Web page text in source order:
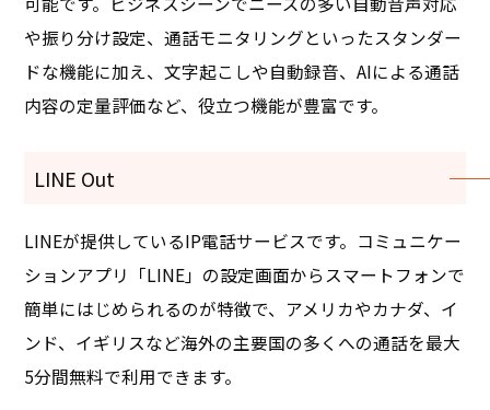
や振り分け設定、通話モニタリングといったスタンダー
ドな機能に加え、文字起こしや自動録音、AIによる通話
内容の定量評価など、役立つ機能が豊富です。
LINE Out
LINEが提供しているIP電話サービスです。コミュニケー
ションアプリ「LINE」の設定画面からスマートフォンで
簡単にはじめられるのが特徴で、アメリカやカナダ、イ
ンド、イギリスなど海外の主要国の多くへの通話を最大
5分間無料で利用できます。